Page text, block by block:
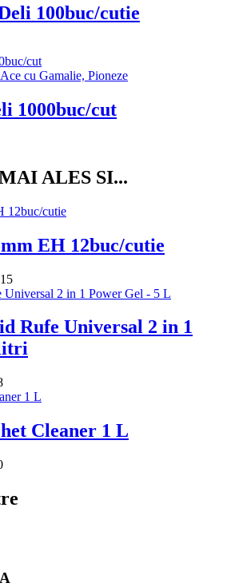
100buc/cutie
cu Gamalie, Pioneze
1000buc/cut
ALES SI...
EH 12buc/cutie
Rufe Universal 2 in 1
Cleaner 1 L